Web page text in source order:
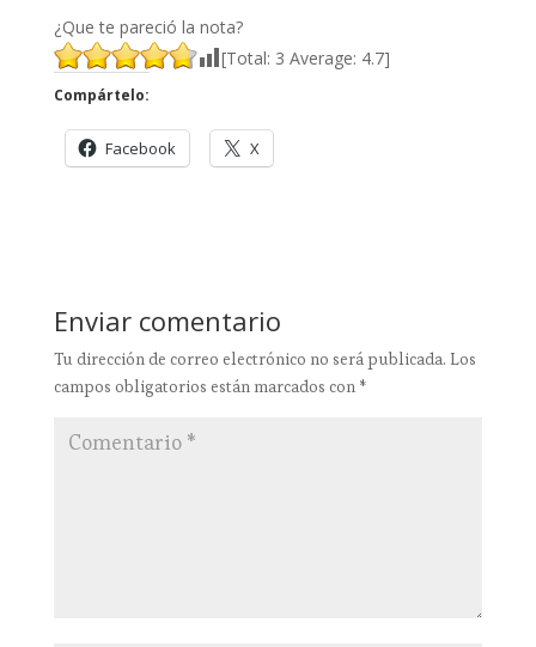
¿Que te pareció la nota?
[Total: 3 Average: 4.7]
Compártelo:
Facebook X
Enviar comentario
Tu dirección de correo electrónico no será publicada. Los
campos obligatorios están marcados con *